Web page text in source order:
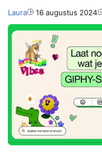
Auteur:
Laura 16 augustus 2024